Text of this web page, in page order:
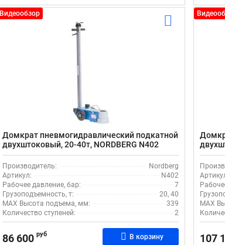
Видеообзор
Домкрат пневмогидравлический подкатной
двухштоковый, 20-40т, NORDBERG N402
Производитель:
Nordberg
Артикул:
N402
Рабочее давление, бар:
7
Грузоподъемность, т:
20, 40
MAX Высота подъема, мм:
339
Количество ступеней:
2
86 600 руб В корзину
MAX
107